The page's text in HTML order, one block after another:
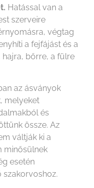
Hatással van a
szerveire
végtag
a fejfájást és a
hajra, bőrre, a fülre
az ásványok
melyeket
és
össze. Az
váltják ki a
minősülnek
esetén